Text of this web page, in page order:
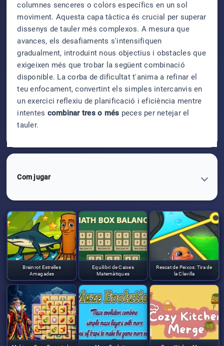
columnes senceres o colors específics en un sol
moviment. Aquesta capa tàctica és crucial per superar
dissenys de tauler més complexos. A mesura que
avances, els desafiaments s'intensifiquen
gradualment, introduint nous objectius i obstacles que
exigeixen més que trobar la següent combinació
disponible. La corba de dificultat t'anima a refinar el
teu enfocament, convertint els simples intercanvis en
un exercici reflexiu de planificació i eficiència mentre
intentes combinar tres o més peces per netejar el
tauler.
Com jugar
Brainrot Estrelles
Amagades
Equilibri de Caixes
Matemàtiques
Rescat de Peixos: Tira de
la Clavilla